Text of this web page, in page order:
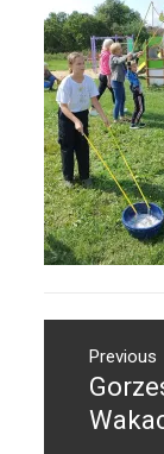
wpisuPrevious
Previous
post: